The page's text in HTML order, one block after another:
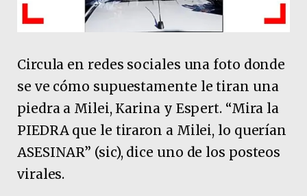
Circula en redes sociales una foto donde
se ve cómo supuestamente le tiran una
piedra a Milei, Karina y Espert. “Mira la
PIEDRA que le tiraron a Milei, lo querían
ASESINAR” (sic), dice uno de los posteos
virales.